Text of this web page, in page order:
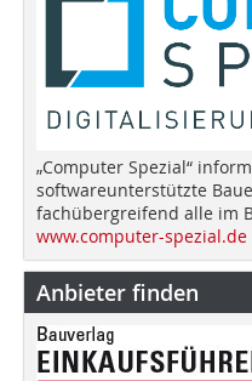
„Computer Spezial“
softwareunterstützte
fachübergreifend alle im
www.computer-spezial.de
Anbieter finden